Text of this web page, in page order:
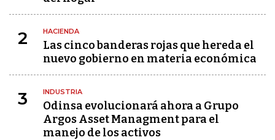
2 HACIENDA
Las cinco banderas rojas que hereda el
nuevo gobierno en materia económica
3 INDUSTRIA
Odinsa evolucionará ahora a Grupo
Argos Asset Managment para el
manejo de los activos